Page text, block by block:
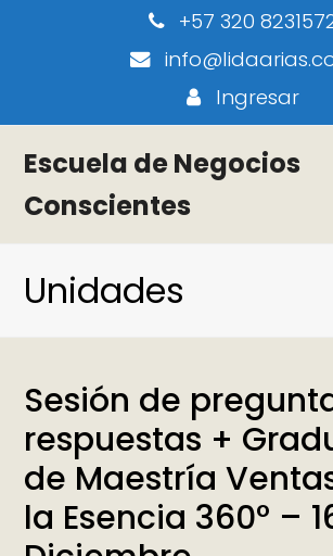
+57 320
Ingresar
Escuela de Negocios
Conscientes
Unidades
Sesión de
respuestas +
de Maestría
la Esencia 360° –